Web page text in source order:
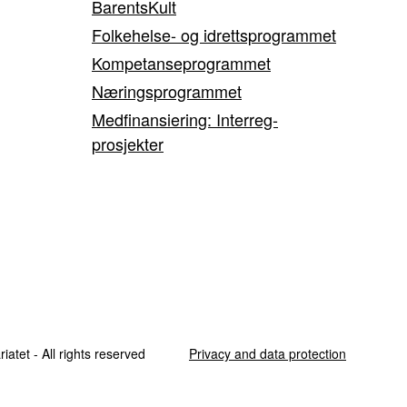
BarentsKult
Folkehelse- og idrettsprogrammet
Kompetanseprogrammet
Næringsprogrammet
Medfinansiering: Interreg-
prosjekter
- All rights reserved Privacy and data protection